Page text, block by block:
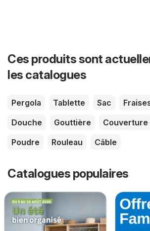
Ces produits sont
les catalogues
Pergola Tablette Sac
Douche
Gouttière Couverture
Poudre
Rouleau Câble
Catalogues populaires